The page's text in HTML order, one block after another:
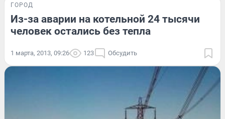
ГОРОД
Из-за аварии на котельной 24 тысячи
человек остались без тепла
1 марта, 2013, 09:26 123 Обсудить